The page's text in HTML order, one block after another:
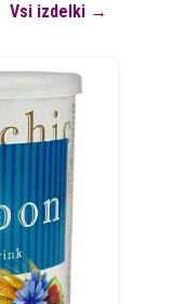
Vsi izdelki →